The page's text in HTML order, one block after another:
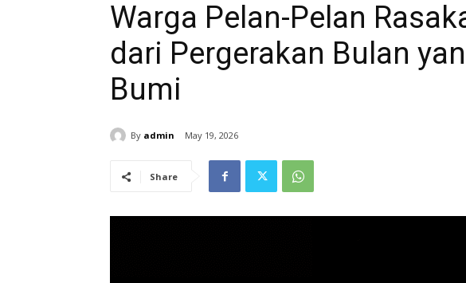
Warga Pelan-Pelan
dari Pergerakan Bulan
Bumi
By admin May 19, 2026
Share